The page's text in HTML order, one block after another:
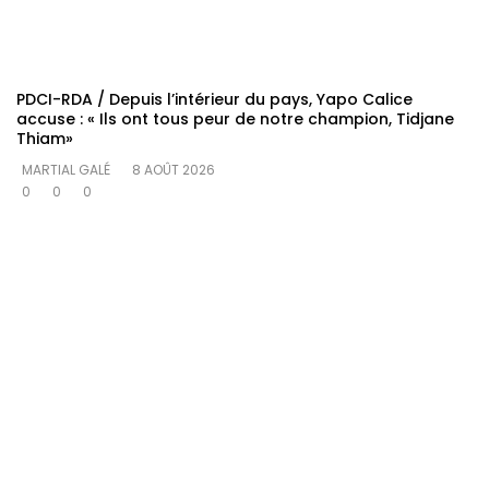
PDCI-RDA / Depuis l’intérieur du pays, Yapo Calice
accuse : « Ils ont tous peur de notre champion, Tidjane
Thiam»
MARTIAL GALÉ
8 AOÛT 2026
0
0 0